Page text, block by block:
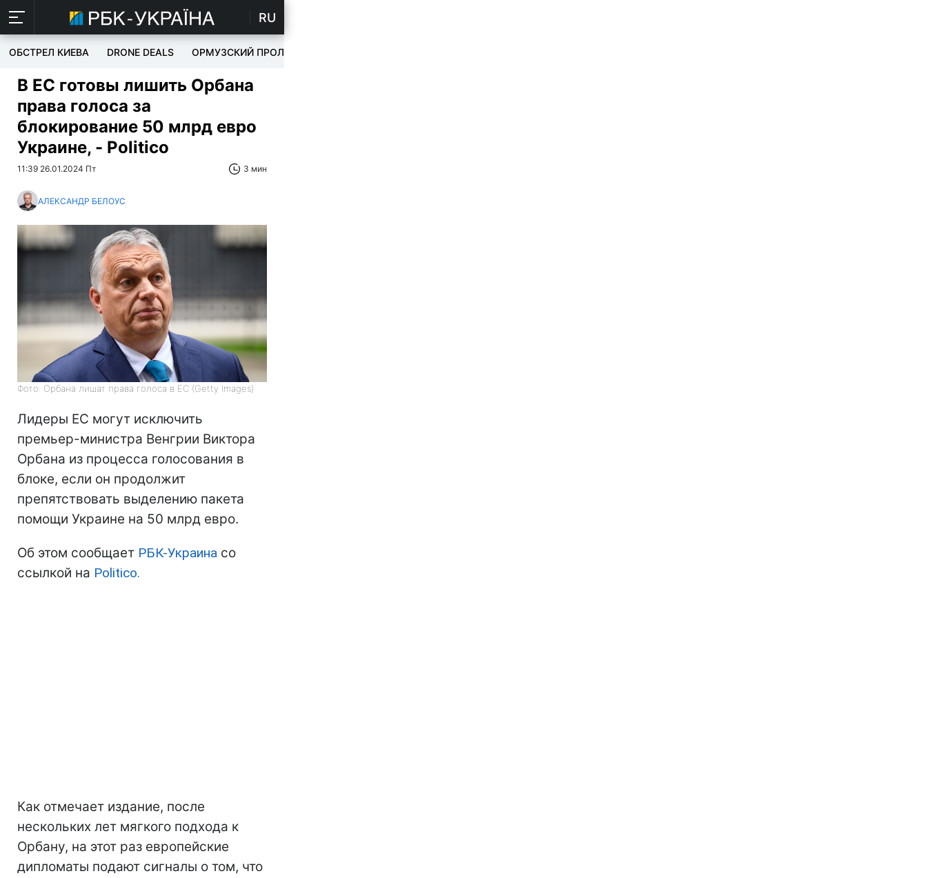
RU
ОБСТРЕЛ КИЕВА DRONE DEALS ОРМУЗСКИЙ ПРОЛИВ
В ЕС готовы лишить Орбана
права голоса за
блокирование 50 млрд евро
Украине, - Politico
11:39 26.01.2024 Пт 3 мин
АЛЕКСАНДР БЕЛОУС
Фото: Орбана лишат права голоса в ЕС (Getty Images)
Лидеры ЕС могут исключить
премьер-министра Венгрии Виктора
Орбана из процесса голосования в
блоке, если он продолжит
препятствовать выделению пакета
помощи Украине на 50 млрд евро.
Об этом сообщает РБК-Украина со
ссылкой на Politico.
Как отмечает издание, после
нескольких лет мягкого подхода к
Орбану, на этот раз европейские
дипломаты подают сигналы о том, что